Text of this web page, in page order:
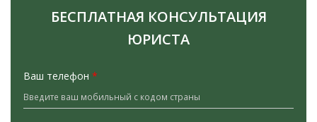
БЕСПЛАТНАЯ КОНСУЛЬТАЦИЯ
ЮРИСТА
Ваш телефон *